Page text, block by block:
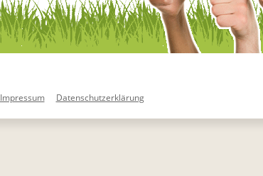
Impressum Datenschutzerklärung